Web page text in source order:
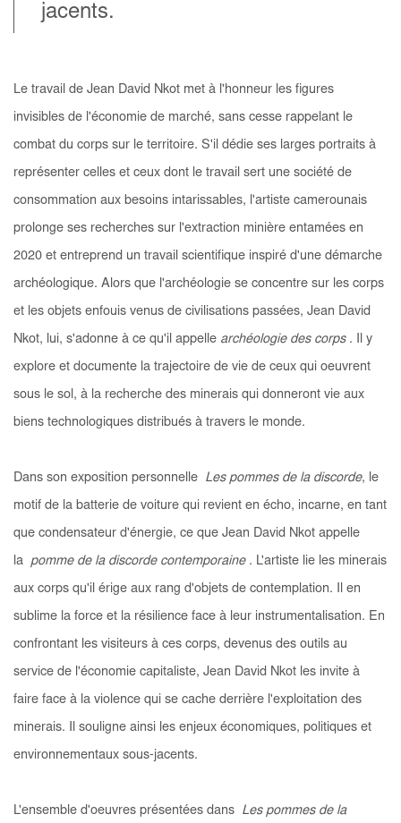
jacents.
Le travail de Jean David Nkot met à l'honneur les figures
invisibles de l'économie de marché, sans cesse rappelant le
combat du corps sur le territoire. S'il dédie ses larges portraits à
représenter celles et ceux dont le travail sert une société de
consommation aux besoins intarissables, l'artiste camerounais
prolonge ses recherches sur l'extraction minière entamées en
2020 et entreprend un travail scientifique inspiré d'une démarche
archéologique. Alors que l'archéologie se concentre sur les corps
et les objets enfouis venus de civilisations passées, Jean David
Nkot, lui, s'adonne à ce qu'il appelle archéologie des corps. Il y
explore et documente la trajectoire de vie de ceux qui oeuvrent
sous le sol, à la recherche des minerais qui donneront vie aux
biens technologiques distribués à travers le monde.
Dans son exposition personnelle Les pommes de la discorde, le
motif de la batterie de voiture qui revient en écho, incarne, en tant
que condensateur d'énergie, ce que Jean David Nkot appelle
la pomme de la discorde contemporaine . L'artiste lie les minerais
aux corps qu'il érige aux rang d'objets de contemplation. Il en
sublime la force et la résilience face à leur instrumentalisation. En
confrontant les visiteurs à ces corps, devenus des outils au
service de l'économie capitaliste, Jean David Nkot les invite à
faire face à la violence qui se cache derrière l'exploitation des
minerais. Il souligne ainsi les enjeux économiques, politiques et
environnementaux sous-jacents.
L'ensemble d'oeuvres présentées dans Les pommes de la